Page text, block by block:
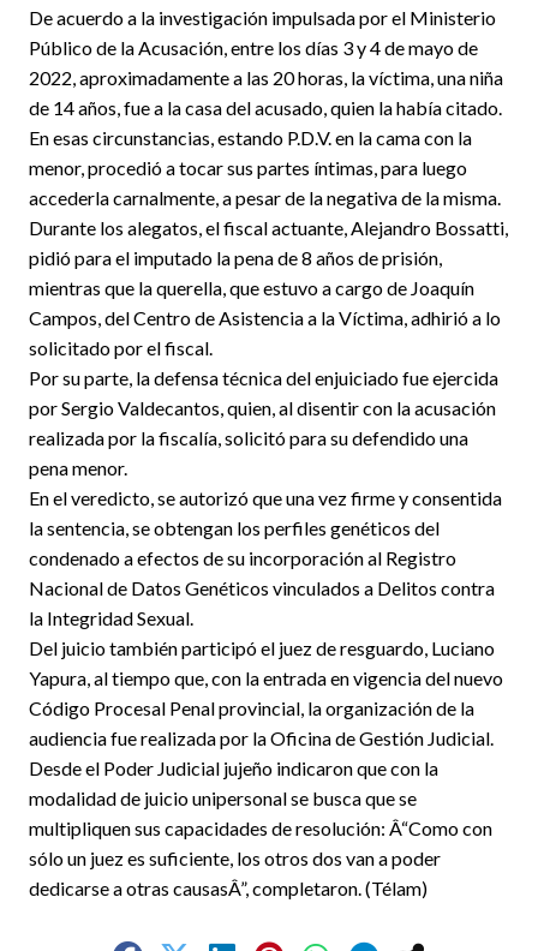
De acuerdo a la investigación impulsada por el Ministerio
Público de la Acusación, entre los días 3 y 4 de mayo de
2022, aproximadamente a las 20 horas, la víctima, una niña
de 14 años, fue a la casa del acusado, quien la había citado.
En esas circunstancias, estando P.D.V. en la cama con la
menor, procedió a tocar sus partes íntimas, para luego
accederla carnalmente, a pesar de la negativa de la misma.
Durante los alegatos, el fiscal actuante, Alejandro Bossatti,
pidió para el imputado la pena de 8 años de prisión,
mientras que la querella, que estuvo a cargo de Joaquín
Campos, del Centro de Asistencia a la Víctima, adhirió a lo
solicitado por el fiscal.
Por su parte, la defensa técnica del enjuiciado fue ejercida
por Sergio Valdecantos, quien, al disentir con la acusación
realizada por la fiscalía, solicitó para su defendido una
pena menor.
En el veredicto, se autorizó que una vez firme y consentida
la sentencia, se obtengan los perfiles genéticos del
condenado a efectos de su incorporación al Registro
Nacional de Datos Genéticos vinculados a Delitos contra
la Integridad Sexual.
Del juicio también participó el juez de resguardo, Luciano
Yapura, al tiempo que, con la entrada en vigencia del nuevo
Código Procesal Penal provincial, la organización de la
audiencia fue realizada por la Oficina de Gestión Judicial.
Desde el Poder Judicial jujeño indicaron que con la
modalidad de juicio unipersonal se busca que se
multipliquen sus capacidades de resolución: Â“Como con
sólo un juez es suficiente, los otros dos van a poder
dedicarse a otras causasÂ”, completaron. (Télam)